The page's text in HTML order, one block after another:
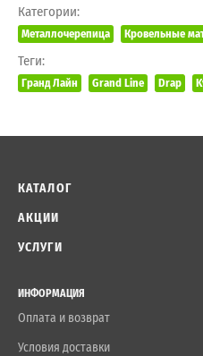
Категории:
Металлочерепица Кровельные
Теги:
Гранд Лайн Grand Line Drap
КАТАЛОГ
АКЦИИ
УСЛУГИ
ИНФОРМАЦИЯ
Оплата и возврат
Условия доставки